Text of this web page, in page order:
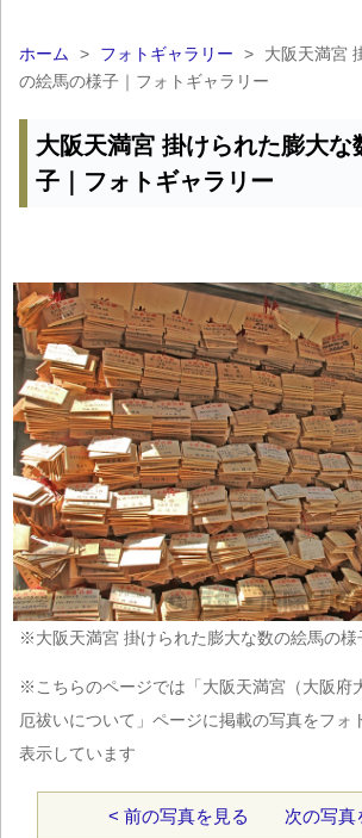
ホーム > フォトギャラリー >
大阪天満宮
の絵馬の様子｜フォトギャラリー
大阪天満宮 掛けられた膨大な
子｜フォトギャラリー
※大阪天満宮 掛けられた膨大な数の絵馬の様
※こちらのページでは「大阪天満宮（大阪府
厄祓いについて」ページに掲載の写真をフォ
表示しています
< 前の写真を見る 次の写真